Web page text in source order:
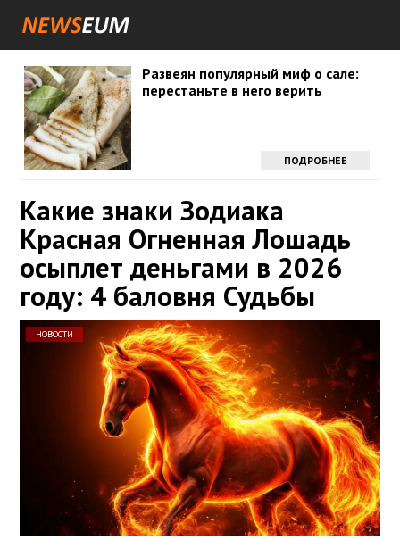
Развеян популярный миф о сале:
перестаньте в него верить
ПОДРОБНЕЕ
Какие знаки Зодиака
Красная Огненная Лошадь
осыплет деньгами в 2026
году: 4 баловня Судьбы
НОВОСТИ